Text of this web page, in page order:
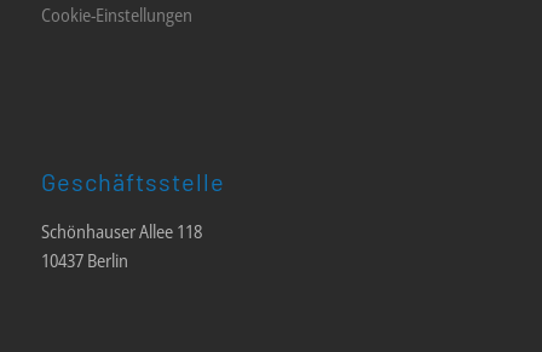
Cookie-Einstellungen
Geschäftsstelle
Schönhauser Allee 118
10437 Berlin